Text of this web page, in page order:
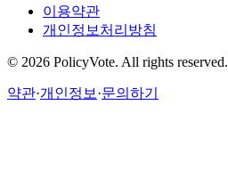
이용약관
개인정보처리방침
© 2026 PolicyVote. All rights reserved.
약관·개인정보 ·문의하기